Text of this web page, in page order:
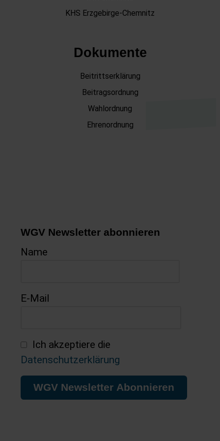
KHS Erzgebirge-Chemnitz
Dokumente
Beitrittserklärung
Beitragsordnung
Wahlordnung
Ehrenordnung
WGV Newsletter abonnieren
Name
E-Mail
Ich akzeptiere die
Datenschutzerklärung
WGV Newsletter Abonnieren